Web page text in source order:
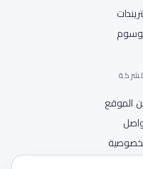
الموقع